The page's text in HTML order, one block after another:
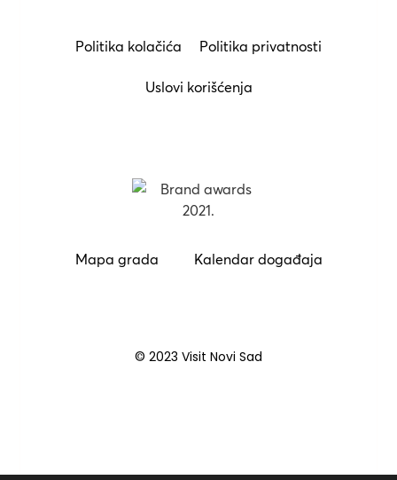
Politika kolačića Politika privatnosti
Uslovi korišćenja
Mapa grada Kalendar događaja
© 2023 Visit Novi Sad